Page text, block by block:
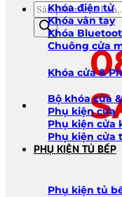
Tìm
kiếm
sản
phẩm
Khóa điện tử
Khóa vân tay
Khóa
Chuông cửa
Khóa cửa &
Bộ khóa cửa
Phụ kiện cửa
Phụ kiện cửa
Phụ kiện cửa
PHỤ KIỆN TỦ BẾP
Phụ kiện tủ